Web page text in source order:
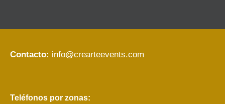
Contacto: info@crearteevents.com
Teléfonos por zonas: